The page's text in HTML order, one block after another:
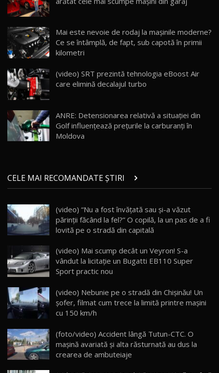
17 20:06
30:08
AutoBlog.MD
23:36
20
Noul ZEEKR 7X / Test Drive AutoBlog.MD
21
Micul BYD Dolphin Surf / Test Drive
AutoBlog.MD
16:59
22
Noua Mazda 6e / Test Drive AutoBlog.MD
26:59
23
Lynk & Co 01 / Test Drive AutoBlog.MD
25:19
24
ZEEKR 009: Cel mai Performant și Confortabil
Van Electric Testat în Moldova / AutoBlog.MD
26:38
25
mai Exclusiv și Puternic Defender Testat în
Moldova
32:21
26
Mai este nevoie de rodaj la mașinile moderne?
Ce se întâmplă, de fapt, sub capotă în primii
kilometri
(video) SRT prezintă tehnologia eBoost Air
care elimină decalajul turbo
ANRE: Detensionarea relativă a situației din
Golf influențează prețurile la carburanți în
Moldova
CELE MAI RECOMANDATE ȘTIRI
(video) “Nu a fost învăţată sau şi-a văzut
părinţii făcând la fel?” O copilă, la un pas de a fi
lovită pe o stradă din capitală
(video) Mai scump decât un Veyron! S-a
vândut la licitaţie un Bugatti EB110 Super
Sport practic nou
(video) Nebunie pe o stradă din Chişinău! Un
şofer, filmat cum trece la limită printre maşini
cu 150 km/h
(foto/video) Accident lângă Tutun-CTC. O
maşină avariată şi alta răsturnată au dus la
crearea de ambuteiaje